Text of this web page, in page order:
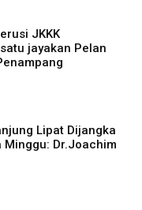
JKKK
jayakan Pelan
Lipat Dijangka
Minggu: Dr.Joachim